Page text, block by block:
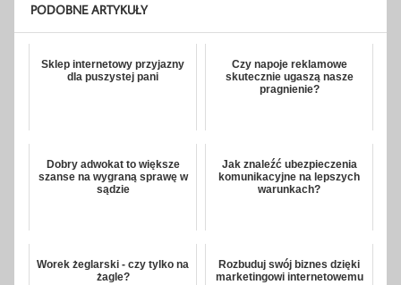
PODOBNE ARTYKUŁY
Sklep internetowy przyjazny
dla puszystej pani
Czy napoje reklamowe
skutecznie ugaszą nasze
pragnienie?
Dobry adwokat to większe
szanse na wygraną sprawę w
sądzie
Jak znaleźć ubezpieczenia
komunikacyjne na lepszych
warunkach?
Worek żeglarski - czy tylko na
żagle?
Rozbuduj swój biznes dzięki
marketingowi internetowemu